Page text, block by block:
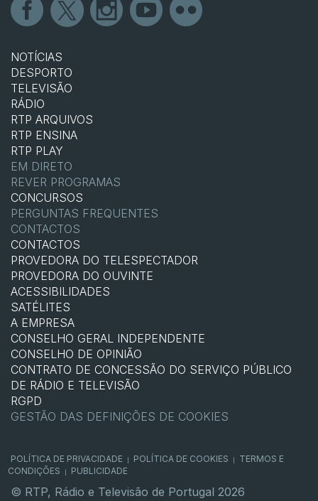
NOTÍCIAS
DESPORTO
TELEVISÃO
RÁDIO
RTP ARQUIVOS
RTP ENSINA
RTP PLAY
EM DIRETO
REVER PROGRAMAS
CONCURSOS
PERGUNTAS FREQUENTES
CONTACTOS
CONTACTOS
PROVEDORA DO TELESPECTADOR
PROVEDORA DO OUVINTE
ACESSIBILIDADES
SATÉLITES
A EMPRESA
CONSELHO GERAL INDEPENDENTE
CONSELHO DE OPINIÃO
CONTRATO DE CONCESSÃO DO SERVIÇO PÚBLICO
DE RÁDIO E TELEVISÃO
RGPD
GESTÃO DAS DEFINIÇÕES DE COOKIES
POLÍTICA DE PRIVACIDADE POLÍTICA DE COOKIES
TERMOS E
CONDIÇÕES
PUBLICIDADE
© RTP, Rádio e Televisão de Portugal 2026